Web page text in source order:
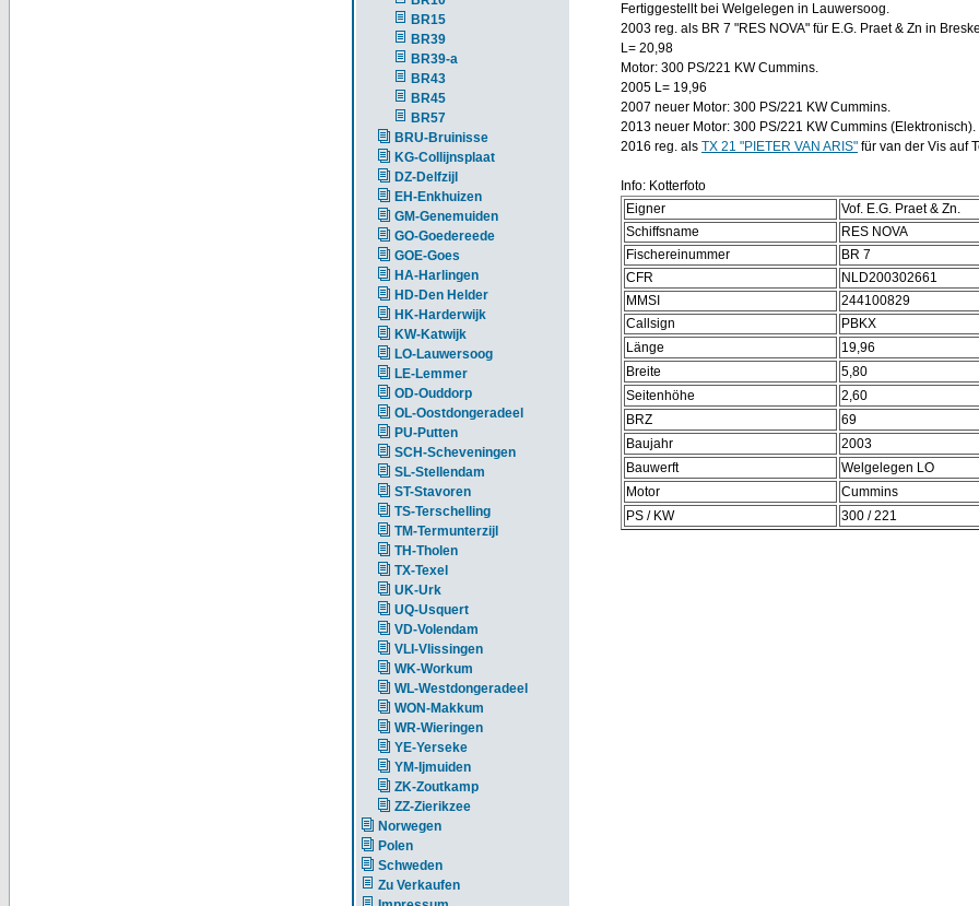
BR15
BR39
BR39-a
BR43
BR45
BR57
BRU-Bruinisse
KG-Collijnsplaat
DZ-Delfzijl
EH-Enkhuizen
GM-Genemuiden
GO-Goedereede
GOE-Goes
HA-Harlingen
HD-Den Helder
HK-Harderwijk
KW-Katwijk
LO-Lauwersoog
LE-Lemmer
OD-Ouddorp
OL-Oostdongeradeel
PU-Putten
SCH-Scheveningen
SL-Stellendam
ST-Stavoren
TS-Terschelling
TM-Termunterzijl
TH-Tholen
TX-Texel
UK-Urk
UQ-Usquert
VD-Volendam
VLI-Vlissingen
WK-Workum
WL-Westdongeradeel
WON-Makkum
WR-Wieringen
YE-Yerseke
YM-Ijmuiden
ZK-Zoutkamp
ZZ-Zierikzee
Norwegen
Polen
Schweden
Zu Verkaufen
Fertiggestellt bei Welgelegen in Lauwersoog.
2003 reg. als BR 7 "RES NOVA" für E.G. Praet & Zn in
L= 20,98
Motor: 300 PS/221 KW Cummins.
2005 L= 19,96
2007 neuer Motor: 300 PS/221 KW Cummins.
2013 neuer Motor: 300 PS/221 KW Cummins (Elektronisch).
2016 reg. als TX 21 "PIETER VAN ARIS" für van der Vis auf
Info: Kotterfoto
Eigner
Vof. E.G. Praet & Zn.
Schiffsname
RES NOVA
Fischereinummer
BR 7
CFR
NLD200302661
MMSI
244100829
Callsign
PBKX
Länge
19,96
Breite
5,80
Seitenhöhe
2,60
BRZ
69
Baujahr
2003
Bauwerft
Welgelegen LO
Motor
Cummins
PS / KW
300 / 221